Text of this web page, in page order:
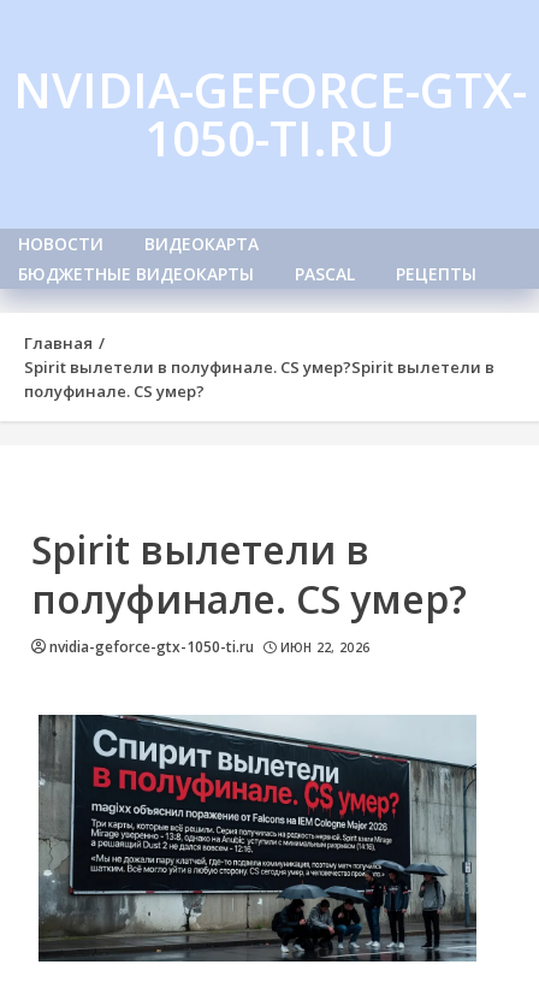
content
NVIDIA-GEFORCE-GTX-
1050-TI.RU
НОВОСТИ
ВИДЕОКАРТА
БЮДЖЕТНЫЕ ВИДЕОКАРТЫ
PASCAL РЕЦЕПТЫ
Главная
Spirit вылетели в полуфинале. CS умер?Spirit вылетели в
полуфинале. CS умер?
Spirit вылетели в
полуфинале. CS умер?
nvidia-geforce-gtx-1050-ti.ru ИЮН 22, 2026